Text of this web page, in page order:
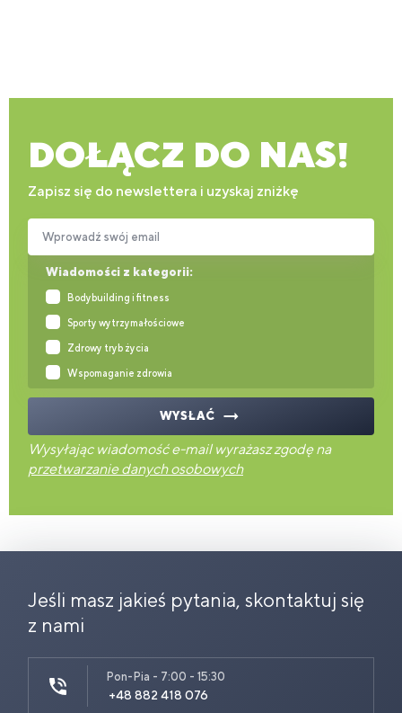
DOŁĄCZ DO NAS!
Zapisz się do newslettera i uzyskaj zniżkę
Wiadomości z kategorii:
Bodybuilding i fitness
Sporty wytrzymałościowe
Zdrowy tryb życia
Wspomaganie zdrowia
Wprowadź swój email
WYSŁAĆ
Wysyłając wiadomość e-mail wyrażasz zgodę na
przetwarzanie danych osobowych
Jeśli masz jakieś pytania, skontaktuj się
z nami
Pon-Pia - 7:00 - 15:30
+48 882 418 076